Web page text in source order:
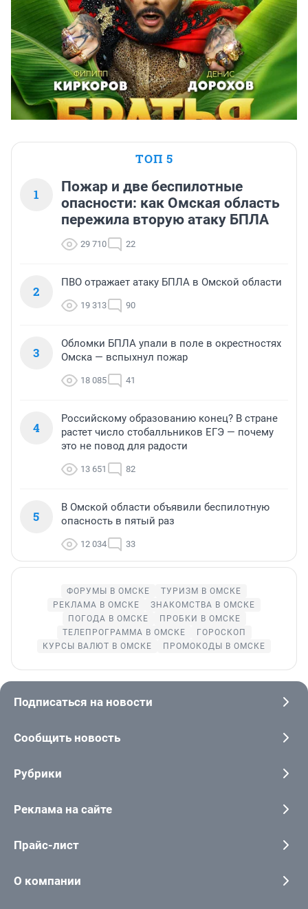
ТОП 5
1
Пожар и две беспилотные
опасности: как Омская область
пережила вторую атаку БПЛА
29 710 22
2
ПВО отражает атаку БПЛА в Омской области
19 313 90
3
Обломки БПЛА упали в поле в окрестностях
Омска — вспыхнул пожар
18 085 41
4
Российскому образованию конец? В стране
растет число стобалльников ЕГЭ — почему
это не повод для радости
13 651 82
5
В Омской области объявили беспилотную
опасность в пятый раз
12 034 33
ФОРУМЫ В ОМСКЕ
ТУРИЗМ В ОМСКЕ
РЕКЛАМА В ОМСКЕ
ЗНАКОМСТВА В ОМСКЕ
ПОГОДА В ОМСКЕ
ПРОБКИ В ОМСКЕ
ТЕЛЕПРОГРАММА В ОМСКЕ
ГОРОСКОП
КУРСЫ ВАЛЮТ В ОМСКЕ
ПРОМОКОДЫ В ОМСКЕ
Подписаться на новости
Сообщить новость
Рубрики
Реклама на сайте
Прайс-лист
О компании